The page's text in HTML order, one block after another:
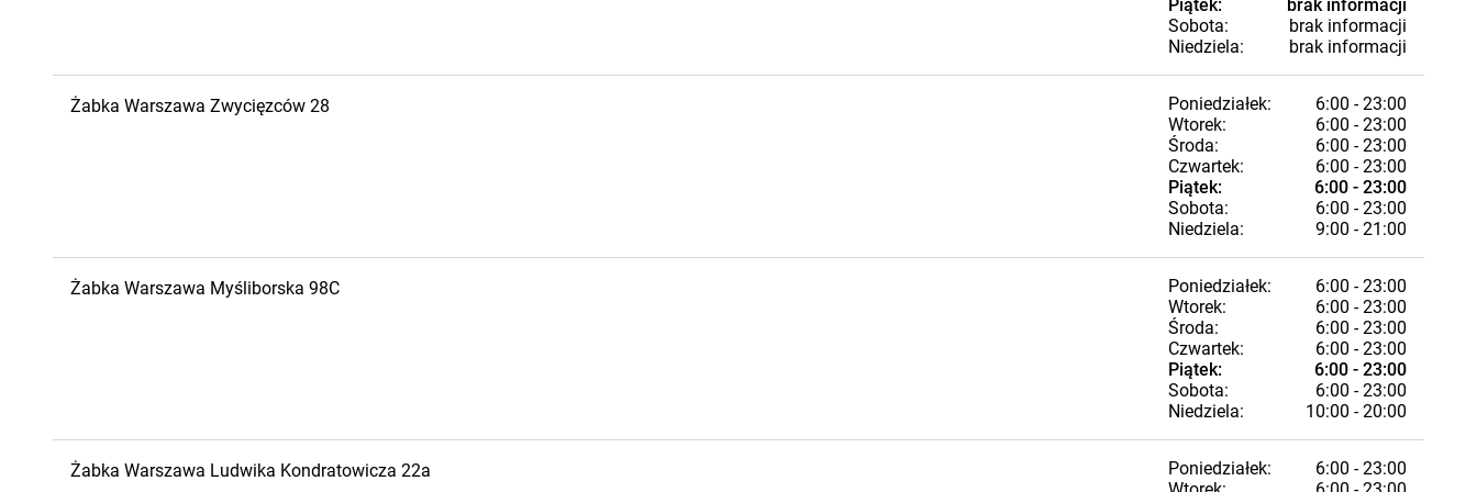
Piątek:
brak informacji
Sobota:
brak informacji
Niedziela:
brak informacji
Żabka Warszawa Zwycięzców 28 Poniedziałek:
6:00 - 23:00
Wtorek:
6:00 - 23:00
Środa:
6:00 - 23:00
Czwartek:
6:00 - 23:00
Piątek:
6:00 - 23:00
Sobota:
6:00 - 23:00
Niedziela:
9:00 - 21:00
Żabka Warszawa Myśliborska 98C Poniedziałek:
6:00 - 23:00
Wtorek:
6:00 - 23:00
Środa:
6:00 - 23:00
Czwartek:
6:00 - 23:00
Piątek:
6:00 - 23:00
Sobota:
6:00 - 23:00
Niedziela:
10:00 - 20:00
Żabka Warszawa Ludwika Kondratowicza 22a Poniedziałek:
6:00 - 23:00